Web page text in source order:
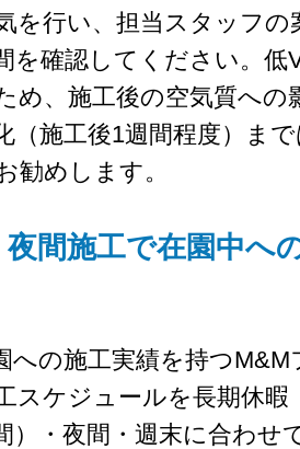
を行い、担当スタッフの
を確認してください。低
め、施工後の空気質への
（施工後1週間程度）ま
勧めします。
間施工で在園中へ
への施工実績を持つ
スケジュールを長期休暇
）・夜間・週末に合わせ